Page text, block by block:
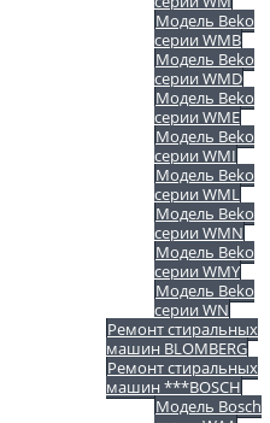
Модель Beko
серии WMB
Модель Beko
серии WMD
Модель Beko
серии WME
Модель Beko
серии WMI
Модель Beko
серии WML
Модель Beko
серии WMN
Модель Beko
серии WMY
Модель Beko
серии WN
Ремонт стиральных
машин BLOMBERG
Ремонт стиральных
машин ***BOSCH
Модель Bosch